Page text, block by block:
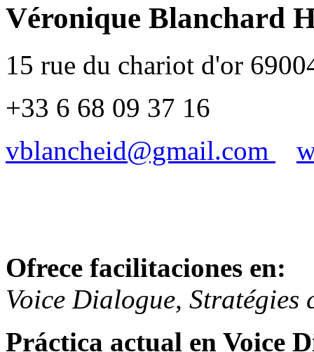
Véronique Blanchard
15 rue du chariot d'or
+33 6 68 09 37 16
vblancheid@gmail.com
Ofrece facilitaciones en:
Voice Dialogue, Stratégies
Práctica actual en Voice